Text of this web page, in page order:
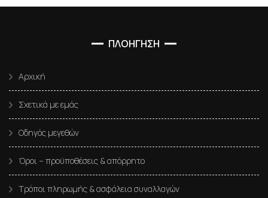
ΠΛΟΗΓΗΣΗ
Αρχική
Σχετικά με εμάς
Οδηγός μεγεθών
Όροι – προϋποθέσεις & απόρρητο
Τρόποι πληρωμής & ασφάλεια συναλλαγών